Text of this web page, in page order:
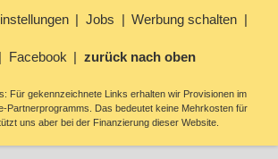
Jobs Werbung schalten
Facebook zurück nach oben
Für gekennzeichnete Links erhalten wir Provisionen im
Partnerprogramms. Das bedeutet keine Mehrkosten für
uns aber bei der Finanzierung dieser Website.